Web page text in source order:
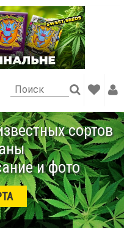
сортов
и фото